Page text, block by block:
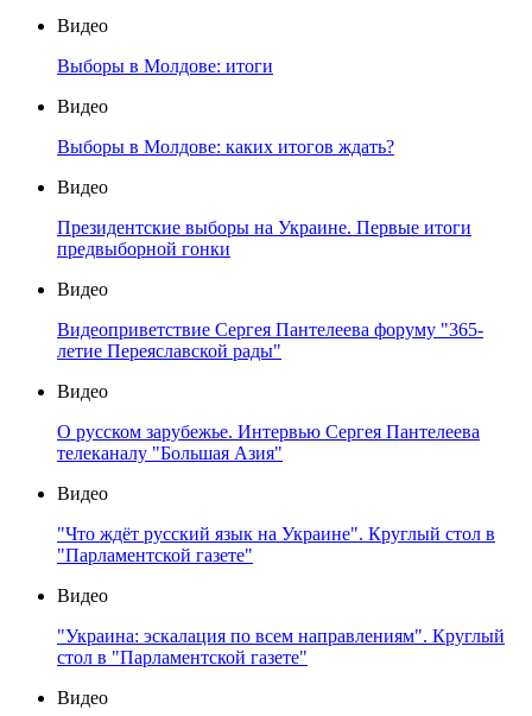
Видео
Выборы в Молдове: итоги
Видео
Выборы в Молдове: каких итогов ждать?
Видео
Президентские выборы на Украине. Первые итоги
предвыборной гонки
Видео
Видеоприветствие Сергея Пантелеева форуму "365-
летие Переяславской рады"
Видео
О русском зарубежье. Интервью Сергея Пантелеева
телеканалу "Большая Азия"
Видео
"Что ждёт русский язык на Украине". Круглый стол в
"Парламентской газете"
Видео
"Украина: эскалация по всем направлениям". Круглый
стол в "Парламентской газете"
Видео